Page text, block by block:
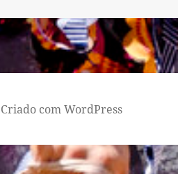
Criado com WordPress